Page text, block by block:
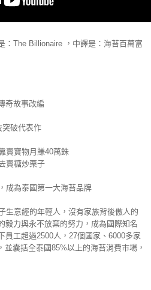
：The Billionaire ，中譯是：海苔百萬富
奇故事改編
破代表作
賣寶物月賺40萬銖
賣糖炒栗子
成為泰國第一大海苔品牌
生意經的年輕人， 沒有家族背後傲人的
毅力與永不放棄的努力， 成為國際知名
員工超過2500人，27個國家、6000多家
並囊括全泰國85%以上的海苔消費市場，